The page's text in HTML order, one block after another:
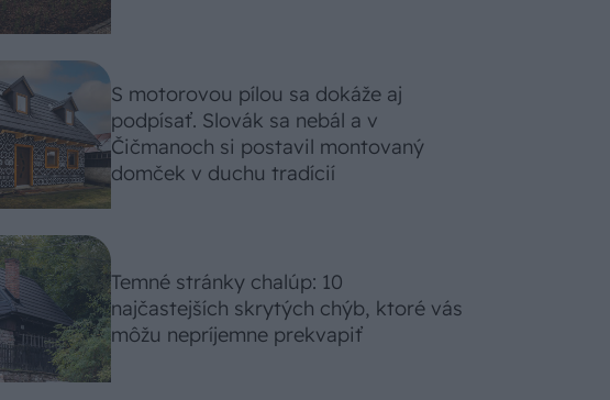
S motorovou pílou sa dokáže aj
podpísať. Slovák sa nebál a v
Čičmanoch si postavil montovaný
domček v duchu tradícií
Temné stránky chalúp: 10
najčastejších skrytých chýb, ktoré vás
môžu nepríjemne prekvapiť